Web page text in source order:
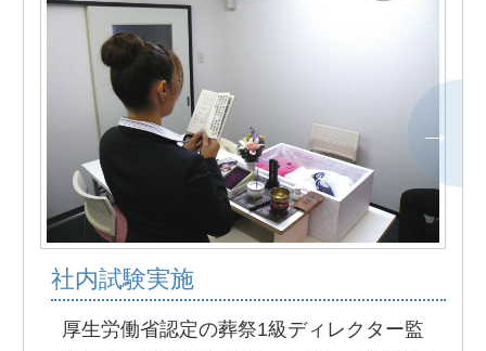
社内試験実施
厚生労働省認定の葬祭1級ディレクター監